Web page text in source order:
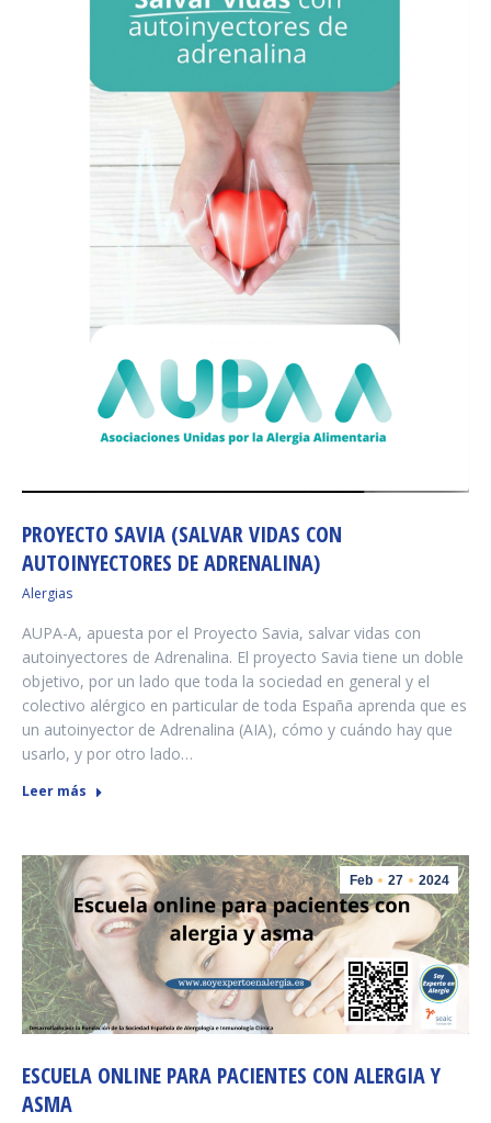
PROYECTO SAVIA (SALVAR VIDAS CON
AUTOINYECTORES DE ADRENALINA)
Alergias
AUPA-A, apuesta por el Proyecto Savia, salvar vidas con
autoinyectores de Adrenalina. El proyecto Savia tiene un doble
objetivo, por un lado que toda la sociedad en general y el
colectivo alérgico en particular de toda España aprenda que es
un autoinyector de Adrenalina (AIA), cómo y cuándo hay que
usarlo, y por otro lado…
Leer más
Feb 27 2024
ESCUELA ONLINE PARA PACIENTES CON ALERGIA Y
ASMA